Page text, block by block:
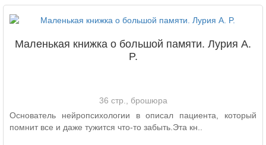
Маленькая книжка о большой памяти. Лурия A.
P.
36 стр., брошюра
Основатель нейропсихологии в описал пациента, который
помнит все и даже тужится что-то забыть.Эта кн..